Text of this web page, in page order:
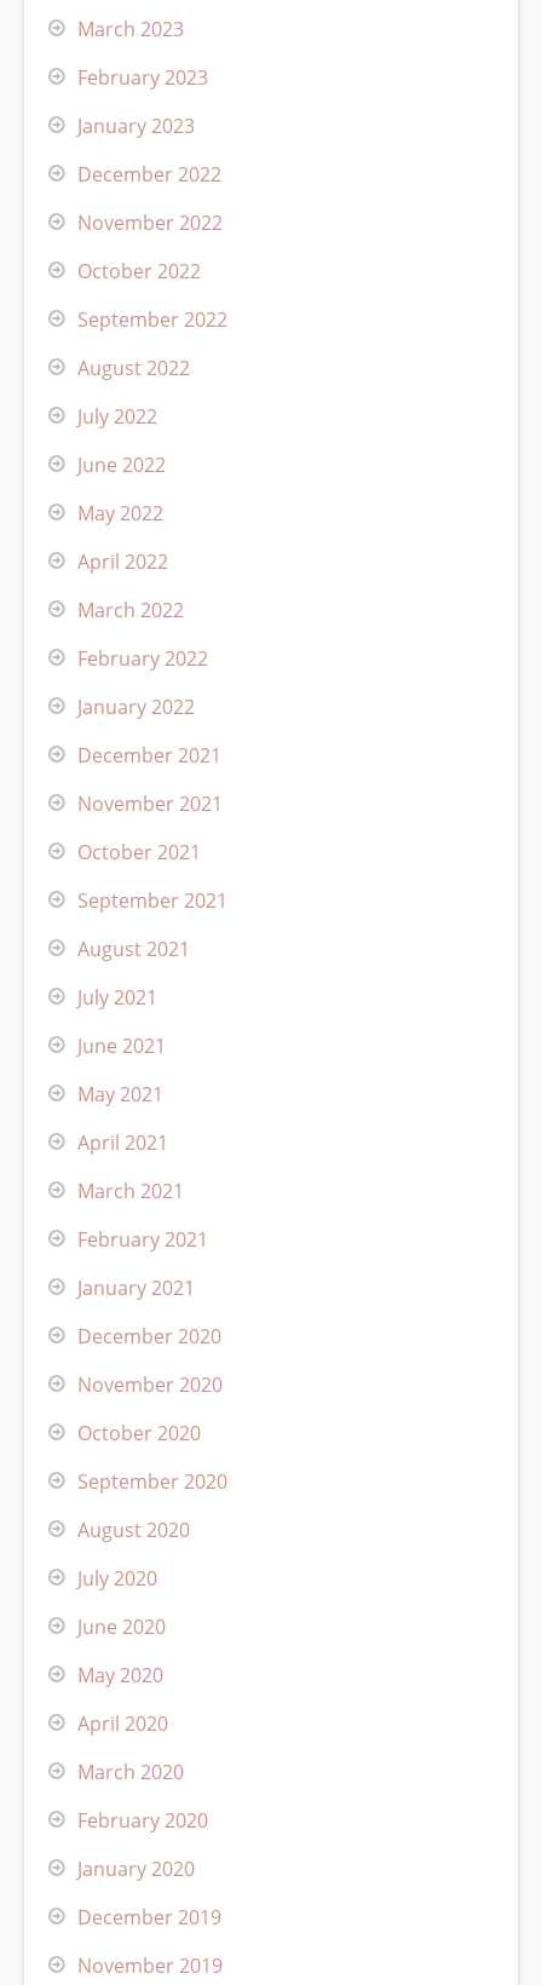
March 2023
February 2023
January 2023
December 2022
November 2022
October 2022
September 2022
August 2022
July 2022
June 2022
May 2022
April 2022
March 2022
February 2022
January 2022
December 2021
November 2021
October 2021
September 2021
August 2021
July 2021
June 2021
May 2021
April 2021
March 2021
February 2021
January 2021
December 2020
November 2020
October 2020
September 2020
August 2020
July 2020
June 2020
May 2020
April 2020
March 2020
February 2020
January 2020
December 2019
November 2019